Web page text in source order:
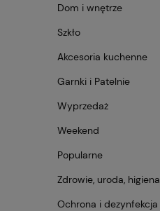
Dom i wnętrze
Szkło
Akcesoria kuchenne
Garnki i Patelnie
Wyprzedaż
Weekend
Popularne
Zdrowie, uroda, higiena
Ochrona i dezynfekcja